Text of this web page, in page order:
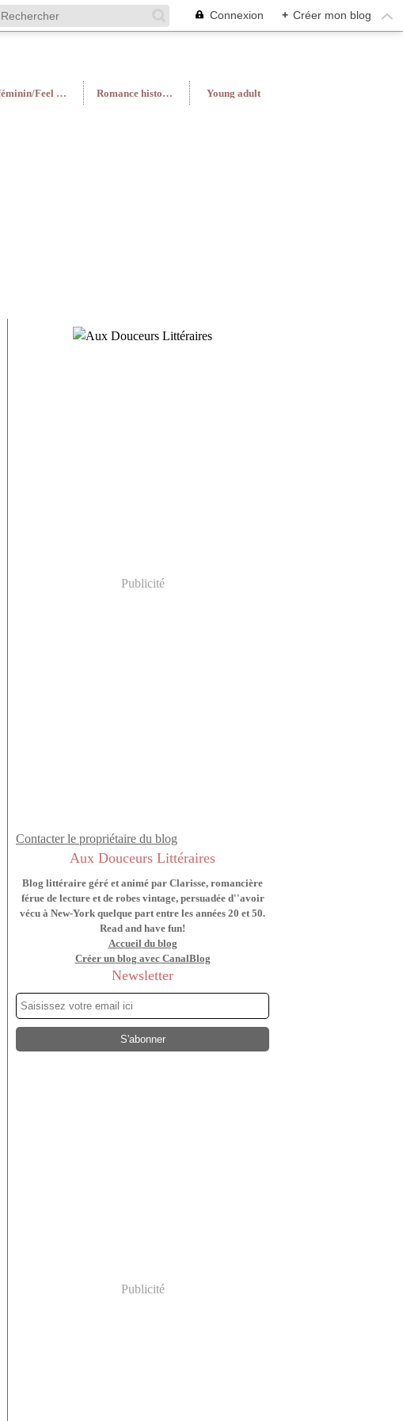
Connexion + Créer mon blog
Roman féminin/Feel Good Romance historique Young adult
Publicité
Contacter le propriétaire du blog
Aux Douceurs Littéraires
Blog littéraire géré et animé par Clarisse, romancière
férue de lecture et de robes vintage, persuadée d''avoir
vécu à New-York quelque part entre les années 20 et 50.
Read and have fun!
Accueil du blog
Créer un blog avec CanalBlog
Newsletter
Publicité